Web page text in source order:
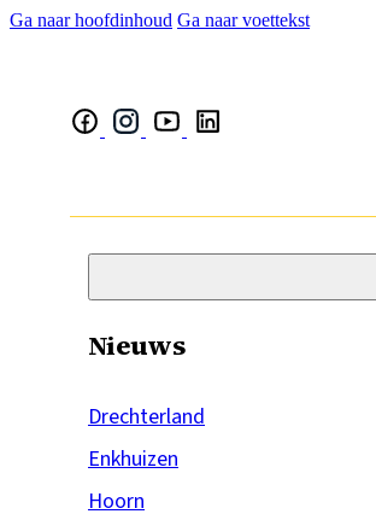
Ga naar hoofdinhoud Ga naar voettekst
Nieuws
Drechterland
Enkhuizen
Hoorn